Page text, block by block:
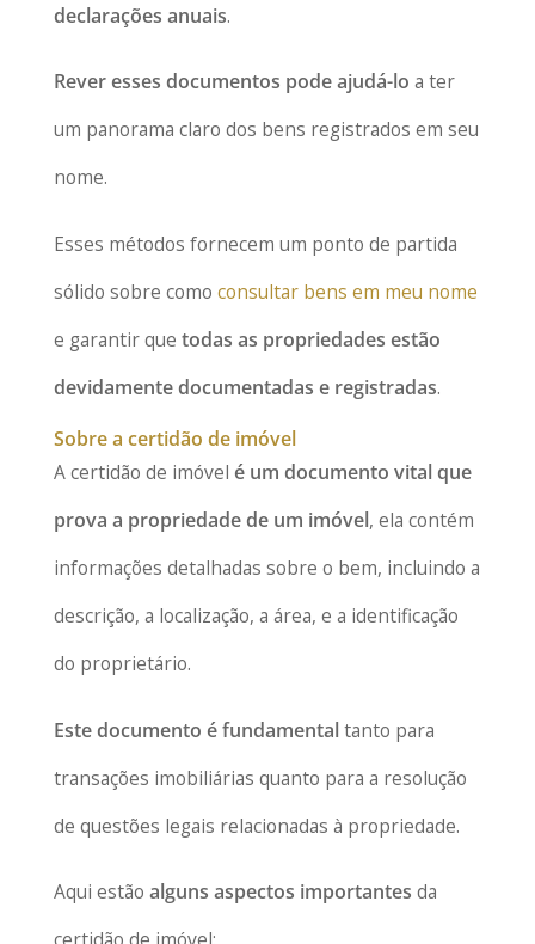
declarações anuais.
Rever esses documentos pode ajudá-lo a ter
um panorama claro dos bens registrados em seu
nome.
Esses métodos fornecem um ponto de partida
sólido sobre como consultar bens em meu nome
e garantir que todas as propriedades estão
devidamente documentadas e registradas.
Sobre a certidão de imóvel
A certidão de imóvel é um documento vital que
prova a propriedade de um imóvel, ela contém
informações detalhadas sobre o bem, incluindo a
descrição, a localização, a área, e a identificação
do proprietário.
Este documento é fundamentaltanto para
transações imobiliárias quanto para a resolução
de questões legais relacionadas à propriedade.
Aqui estão alguns aspectos importantes da